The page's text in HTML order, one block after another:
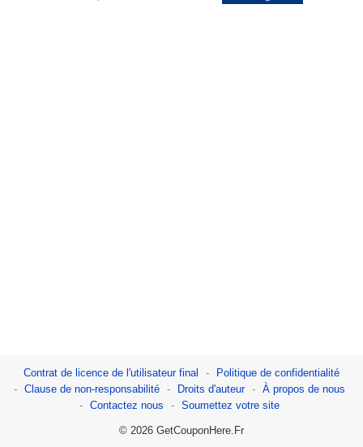
Contrat de licence de l'utilisateur final
Politique de confidentialité
Clause de non-responsabilité
Droits d'auteur
À propos de nous
Contactez nous
Soumettez votre site
© 2026 GetCouponHere.Fr